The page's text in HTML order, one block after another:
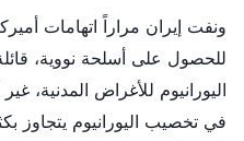
ونفت إيران مراراً اتهامات
للحصول على أسلحة نووية،
اليورانيوم للأغراض المدنية،
في تخصيب اليورانيوم يتجاوز